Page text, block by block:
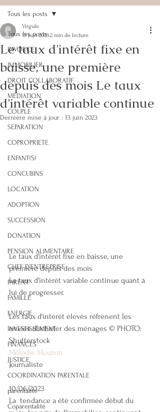
Tous les posts
DIVORCE
IMMOBILIER
DROIT COLLABORATIF
MEDIATION
COUPLE
SEPARATION
COPROPRIETE
ENFANT(S)
CONCUBINS
LOCATION
ADOPTION
SUCCESSION
DONATION
PENSION ALIMENTAIRE
CHEF D'ENTREPRISE
PARENT
FAMILLE
ENERGIE
INVESTISSEMENT
FINANCES
JUSTICE
COORDINATION PARENTALE
parentalité
Coparentalité
Tous les posts
Le taux d'intérêt fixe en
baisse, une première
depuis des mois Le taux
d'intérêt variable continue
Virgule
13 juin 20232 min de lecture
Dernière mise à jour : 13 juin 2023
Le taux d'intérêt fixe en baisse, une
première depuis des mois
Le taux d'intérêt variable continue quant à
lui de progresser.
Les taux d'intérêt élevés réfrènent les
envies d'acheter des ménages © PHOTO:
Shutterstock
Mélodie Mouzon
Journaliste
10/06/2023
La  tendance a été confirmée début du